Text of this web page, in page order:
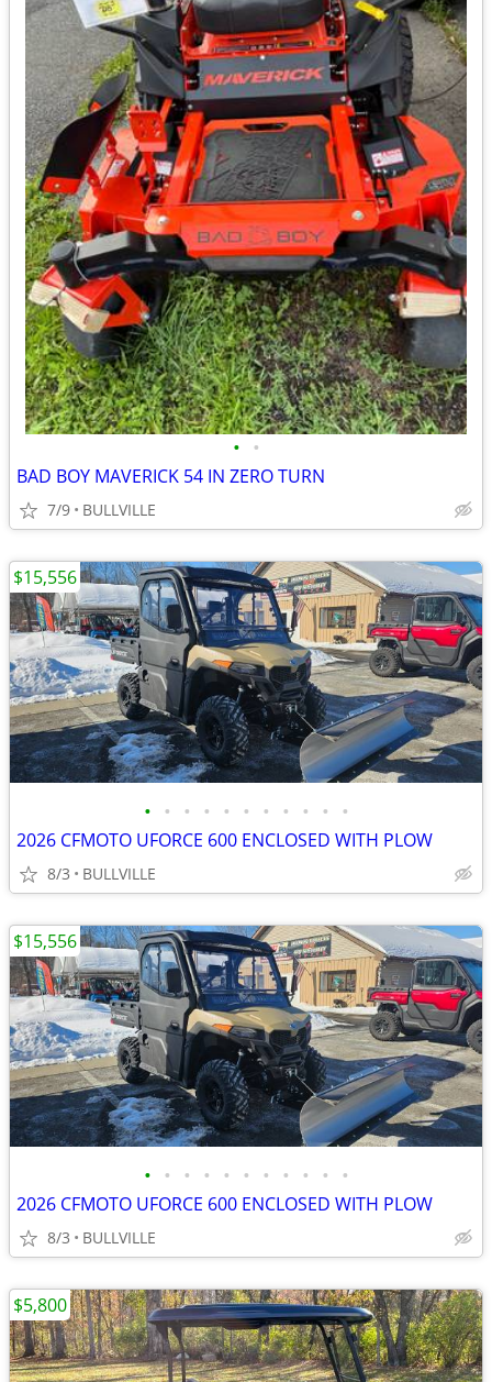
• •
BAD BOY MAVERICK 54 IN ZERO TURN
7/9 BULLVILLE
• • • • • • • • • • •
2026 CFMOTO UFORCE 600 ENCLOSED WITH PLOW
8/3 BULLVILLE
$15,556
• • • • • • • • • • •
2026 CFMOTO UFORCE 600 ENCLOSED WITH PLOW
8/3 BULLVILLE
$15,556
$5,800